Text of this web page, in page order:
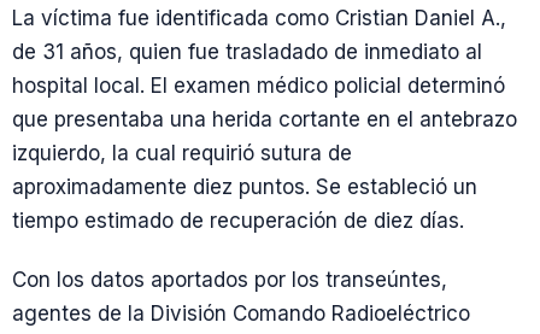
La víctima fue identificada como Cristian Daniel A.,
de 31 años, quien fue trasladado de inmediato al
hospital local. El examen médico policial determinó
que presentaba una herida cortante en el antebrazo
izquierdo, la cual requirió sutura de
aproximadamente diez puntos. Se estableció un
tiempo estimado de recuperación de diez días.
Con los datos aportados por los transeúntes,
agentes de la División Comando Radioeléctrico